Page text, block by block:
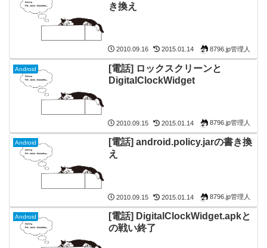
き換え
2010.09.16 2015.01.14 8796.jp管理人
Android
[電話] ロックスクリーンと
DigitalClockWidget
2010.09.15 2015.01.14 8796.jp管理人
Android
[電話] android.policy.jarの書き換
え
2010.09.15 2015.01.14 8796.jp管理人
Android
[電話] DigitalClockWidget.apkと
の戦い終了